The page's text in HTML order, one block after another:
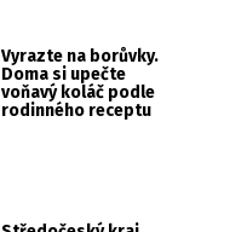
Vyrazte na borůvky.
Doma si upečte
voňavý koláč podle
rodinného receptu